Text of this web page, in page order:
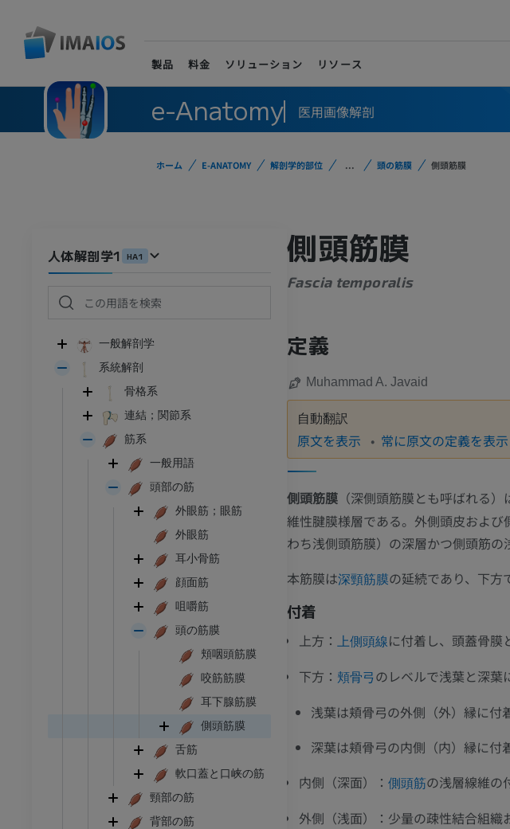
製品 料金 ソリューション リソース
e-Anatomy 医用画像解剖
ホーム E-ANATOMY 解剖学的部位 ... 頭の筋膜 側頭筋膜
人体解剖学1 HA1
一般解剖学
系統解剖
骨格系
連結；関節系
筋系
一般用語
頭部の筋
外眼筋；眼筋
外眼筋
耳小骨筋
顔面筋
咀嚼筋
頭の筋膜
頬咽頭筋膜
咬筋筋膜
耳下腺筋膜
側頭筋膜
舌筋
軟口蓋と口峡の筋
頸部の筋
背部の筋
側頭筋膜
Fascia temporalis
定義
Muhammad A. Javaid
自動翻訳
原文を表示 常に原文の定義を表示
側頭筋膜 （深側頭筋膜とも呼ばれる）
維性腱膜様層である。外側頭皮およ
わち浅側頭筋膜）の深層かつ側頭筋の
本筋膜は深頸筋膜の延続であり、下方
付着
上方： 上側頭線に付着し、頭蓋骨膜
下方： 頬骨弓のレベルで浅葉と深葉
浅葉は頬骨弓の外側（外）縁に付
深葉は頬骨弓の内側（内）縁に付
内側（深面）： 側頭筋の浅層線維の
外側（浅面）：少量の疎性結合組織